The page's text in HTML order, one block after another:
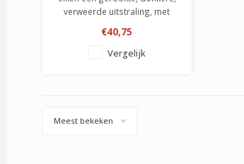
verweerde uitstraling, met
Reageert met looizuren die in
eikenhout zitten. Altijd
€40,75
Vergelijk
Meest bekeken